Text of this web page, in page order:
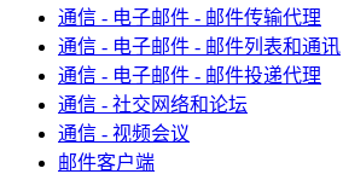
通信 - 电子邮件 - 邮件传输代理
通信 - 电子邮件 - 邮件列表和通讯
通信 - 电子邮件 - 邮件投递代理
通信 - 社交网络和论坛
通信 - 视频会议
邮件客户端